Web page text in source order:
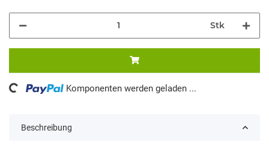
Stk
Komponenten werden geladen ...
Beschreibung